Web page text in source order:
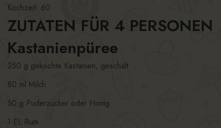
Kochzeit: 60
ZUTATEN FÜR 4 PERSONEN
Kastanienpüree
250 g gekochte Kastanien, geschält
80 ml Milch
50 g Puderzucker oder Honig
1 EL Rum